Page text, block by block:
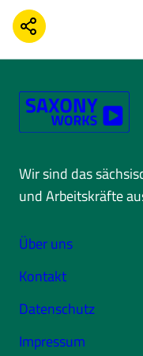
TEILEN
Wir sind das
und Arbeitskräfte
Über uns
Kontakt
Datenschutz
Impressum